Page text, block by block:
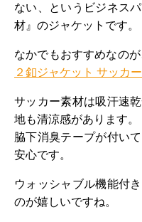
ない、というビジネス
材』のジャケットです。
なかでもおすすめなのが
２釦ジャケット サッカ
サッカー素材は吸汗速
地も清涼感があります。
脇下消臭テープが付い
安心です。
ウォッシャブル機能付
のが嬉しいですね。